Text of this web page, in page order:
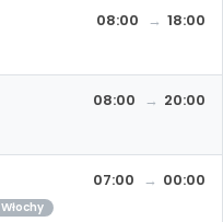
08:00 18:00
08:00 20:00
Włochy
07:00 00:00